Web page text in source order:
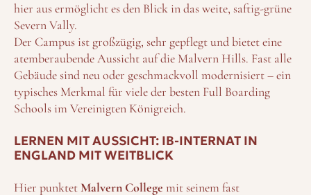
hier aus ermöglicht es den Blick in das weite, saftig-grüne
Severn Vally.
Der Campus ist großzügig, sehr gepflegt und bietet eine
atemberaubende Aussicht auf die Malvern Hills. Fast alle
Gebäude sind neu oder geschmackvoll modernisiert – ein
typisches Merkmal für viele der besten Full Boarding
Schools im Vereinigten Königreich.
LERNEN MIT AUSSICHT: IB-INTERNAT IN
ENGLAND MIT WEITBLICK
Hier punktetMalvern College mit seinem fast